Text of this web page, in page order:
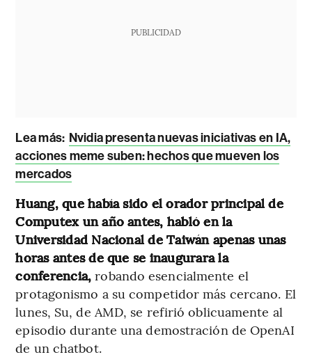
PUBLICIDAD
Lea más: Nvidia presenta nuevas iniciativas en IA,
acciones meme suben: hechos que mueven los
mercados
Huang, que había sido el orador principal de
Computex un año antes, habló en la
Universidad Nacional de Taiwán apenas unas
horas antes de que se inaugurara la
conferencia, robando esencialmente el
protagonismo a su competidor más cercano. El
lunes, Su, de AMD, se refirió oblicuamente al
episodio durante una demostración de OpenAI
de un chatbot.